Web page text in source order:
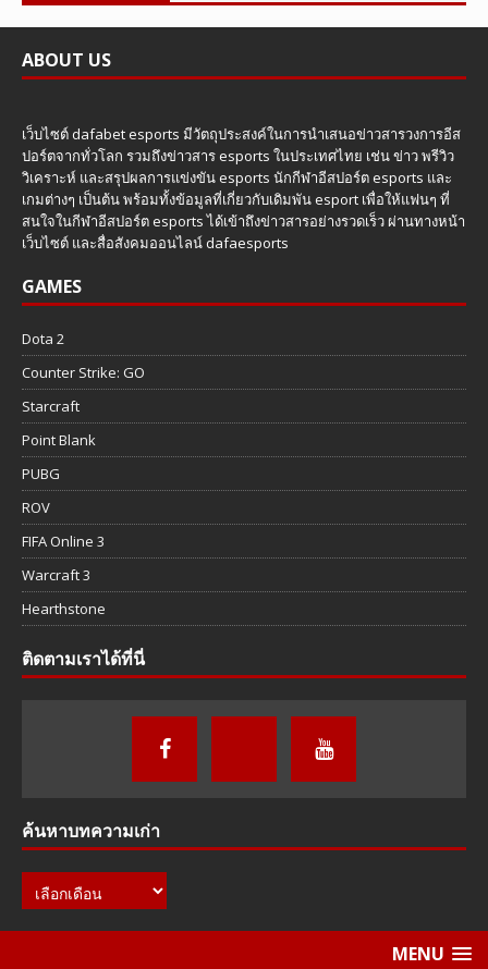
ABOUT US
เว็บไซต์ dafabet esports มีวัตถุประสงค์ในการนำเสนอข่าวสารวงการอีส
ปอร์ตจากทั่วโลก รวมถึงข่าวสาร esports ในประเทศไทย เช่น ข่าว พรีวิว
วิเคราะห์ และสรุปผลการแข่งขัน esports นักกีฬาอีสปอร์ต esports และ
เกมต่างๆ เป็นต้น พร้อมทั้งข้อมูลที่เกี่ยวกับเดิมพัน esport เพื่อให้แฟนๆ ที่
สนใจในกีฬาอีสปอร์ต esports ได้เข้าถึงข่าวสารอย่างรวดเร็ว ผ่านทางหน้า
เว็บไซต์ และสื่อสังคมออนไลน์ dafaesports
GAMES
Dota 2
Counter Strike: GO
Starcraft
Point Blank
PUBG
ROV
FIFA Online 3
Warcraft 3
Hearthstone
ติดตามเราได้ที่นี่
ค้นหาบทความเก่า
MENU